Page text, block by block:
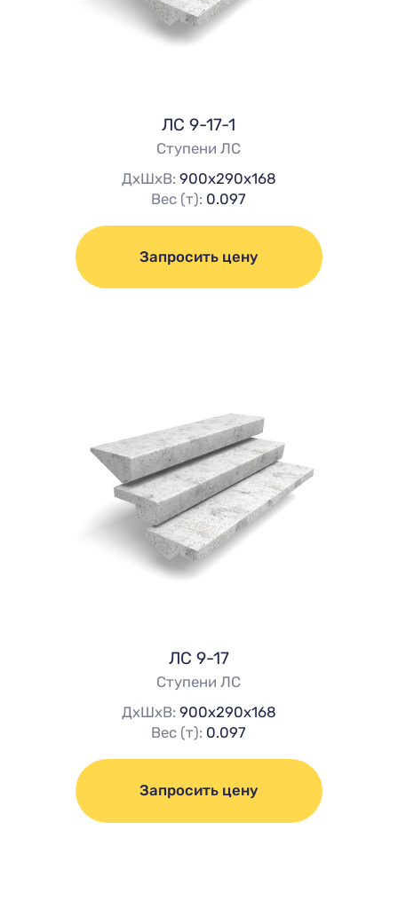
ЛС 9-17-1
Ступени ЛС
ДхШхВ: 900х290х168
Вес (т): 0.097
Запросить цену
ЛС 9-17
Ступени ЛС
ДхШхВ: 900х290х168
Вес (т): 0.097
Запросить цену